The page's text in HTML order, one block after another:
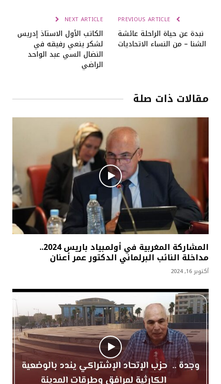
نبدة عن حياة الراحلة عائشة
الشنا – من النساء الاتحاديات
NEXT ARTICLE
الكاتب الأول الاستاذ إدريس
لشكر ينعي رفيقه في
النضال السي عبد الواحد
الراضي
مقالات ذات صلة
المشاركة المغربية في أولمبياد باريس 2024..
مداخلة النائب البرلماني الدكتور عمر أعنان
أكتوبر 16, 2024